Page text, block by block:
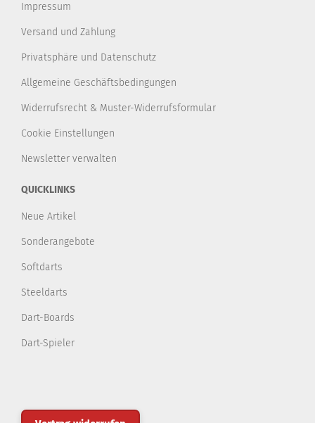
Impressum
Versand und Zahlung
Privatsphäre und Datenschutz
Allgemeine Geschäftsbedingungen
Widerrufsrecht & Muster-Widerrufsformular
Cookie Einstellungen
Newsletter verwalten
QUICKLINKS
Neue Artikel
Sonderangebote
Softdarts
Steeldarts
Dart-Boards
Dart-Spieler